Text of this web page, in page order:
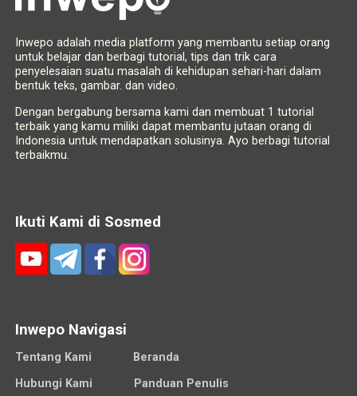
Inwepo adalah media platform yang membantu setiap orang
untuk belajar dan berbagi tutorial, tips dan trik cara
penyelesaian suatu masalah di kehidupan sehari-hari dalam
bentuk teks, gambar. dan video.
Dengan bergabung bersama kami dan membuat 1 tutorial
terbaik yang kamu miliki dapat membantu jutaan orang di
Indonesia untuk mendapatkan solusinya. Ayo berbagi tutorial
terbaikmu.
Ikuti Kami di Sosmed
Inwepo Navigasi
Tentang Kami
Beranda
Hubungi Kami
Panduan Penulis